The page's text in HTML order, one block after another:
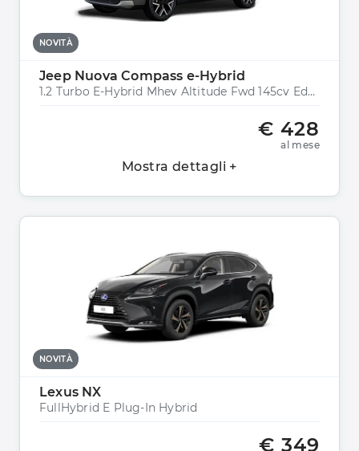
NOVITÀ
Jeep Nuova Compass e-Hybrid
1.2 Turbo E-Hybrid Mhev Altitude Fwd 145cv Edct6
€ 428
al mese
Mostra dettagli +
NOVITÀ
Lexus NX
FullHybrid E Plug-In Hybrid
€ 349